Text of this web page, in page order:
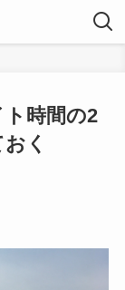
時間の2
く